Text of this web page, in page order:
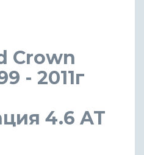
Crown
- 2011г
4.6 AT